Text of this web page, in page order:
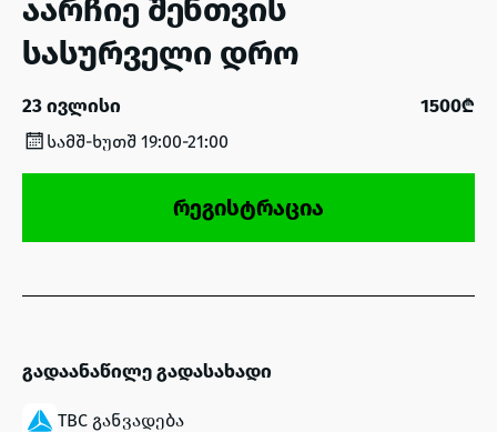
აარჩიე შენთვის
სასურველი დრო
23 ივლისი 1500₾
სამშ-ხუთშ 19:00-21:00
რეგისტრაცია
გადაანაწილე გადასახადი
TBC განვადება